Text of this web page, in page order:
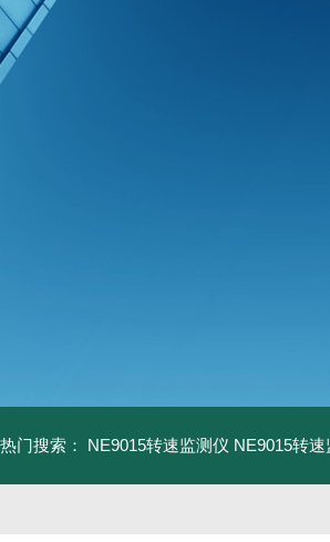
热门搜索： NE9015转速监测仪 NE9015转